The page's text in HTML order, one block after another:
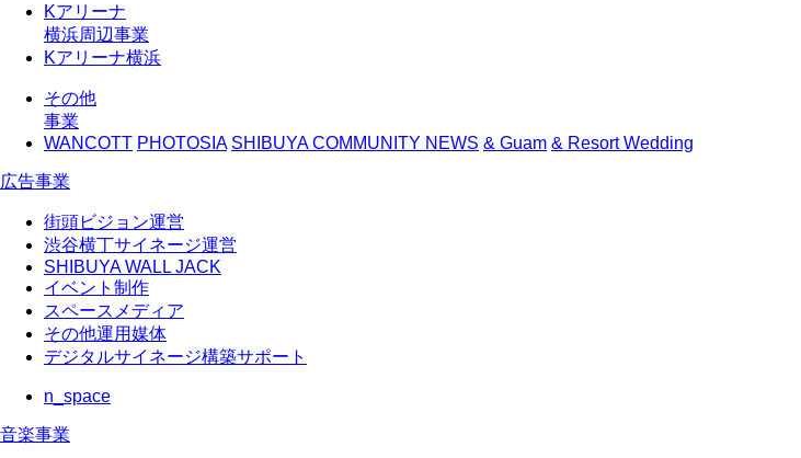
Kアリーナ
横浜周辺事業
Kアリーナ横浜
その他
事業
WANCOTT PHOTOSIA SHIBUYA COMMUNITY NEWS & Guam & Resort Wedding
広告事業
街頭ビジョン運営
渋谷横丁サイネージ運営
SHIBUYA WALL JACK
イベント制作
スペースメディア
その他運用媒体
デジタルサイネージ構築サポート
n_space
音楽事業